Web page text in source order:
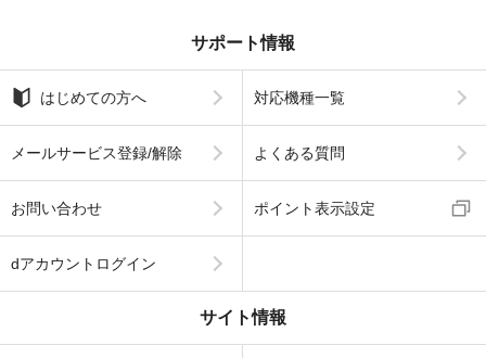
サポート情報
はじめての方へ 対応機種一覧
メールサービス登録/解除 よくある質問
お問い合わせ ポイント表示設定
dアカウントログイン
サイト情報